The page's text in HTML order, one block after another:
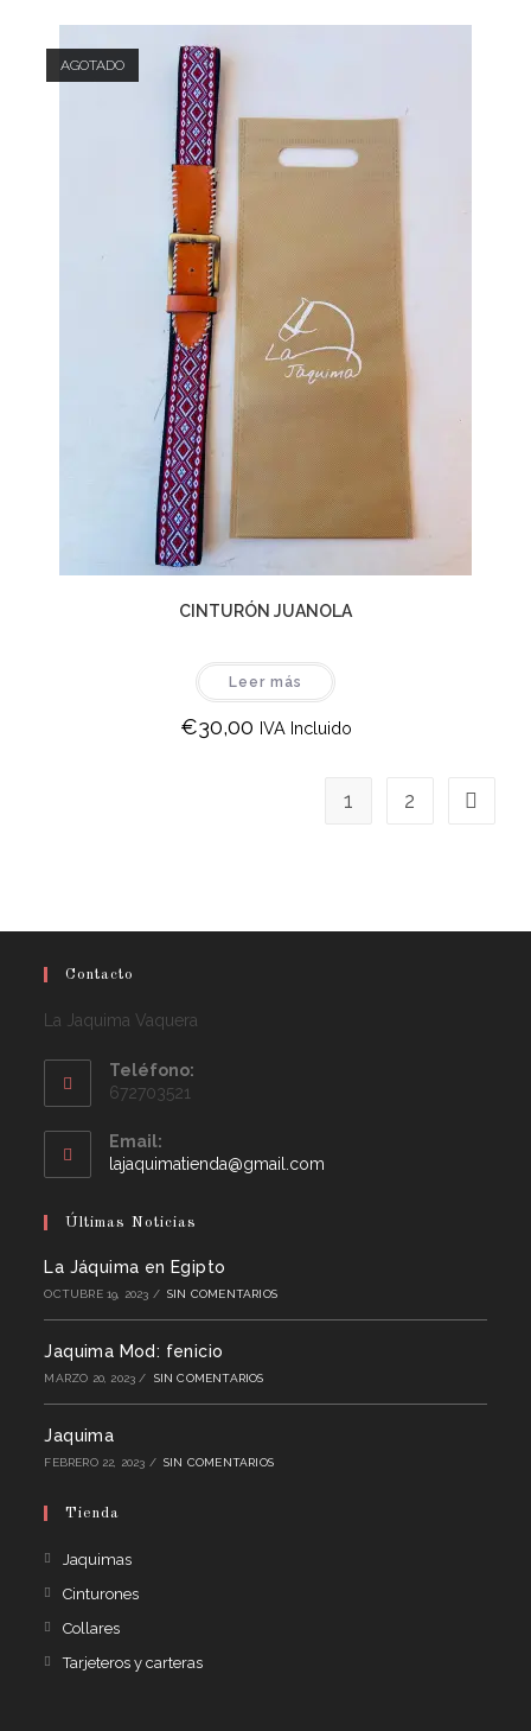
AGOTADO
CINTURÓN JUANOLA
Leer más
€30,00 IVA Incluido
1 2
Contacto
La Jaquima Vaquera
Teléfono:
672703521
Email:
lajaquimatienda@gmail.com
Últimas Noticias
La Jáquima en Egipto
OCTUBRE 19, 2023 / SIN COMENTARIOS
Jaquima Mod: fenicio
MARZO 20, 2023 / SIN COMENTARIOS
Jaquima
FEBRERO 22, 2023 / SIN COMENTARIOS
Tienda
Jaquimas
Cinturones
Collares
Tarjeteros y carteras